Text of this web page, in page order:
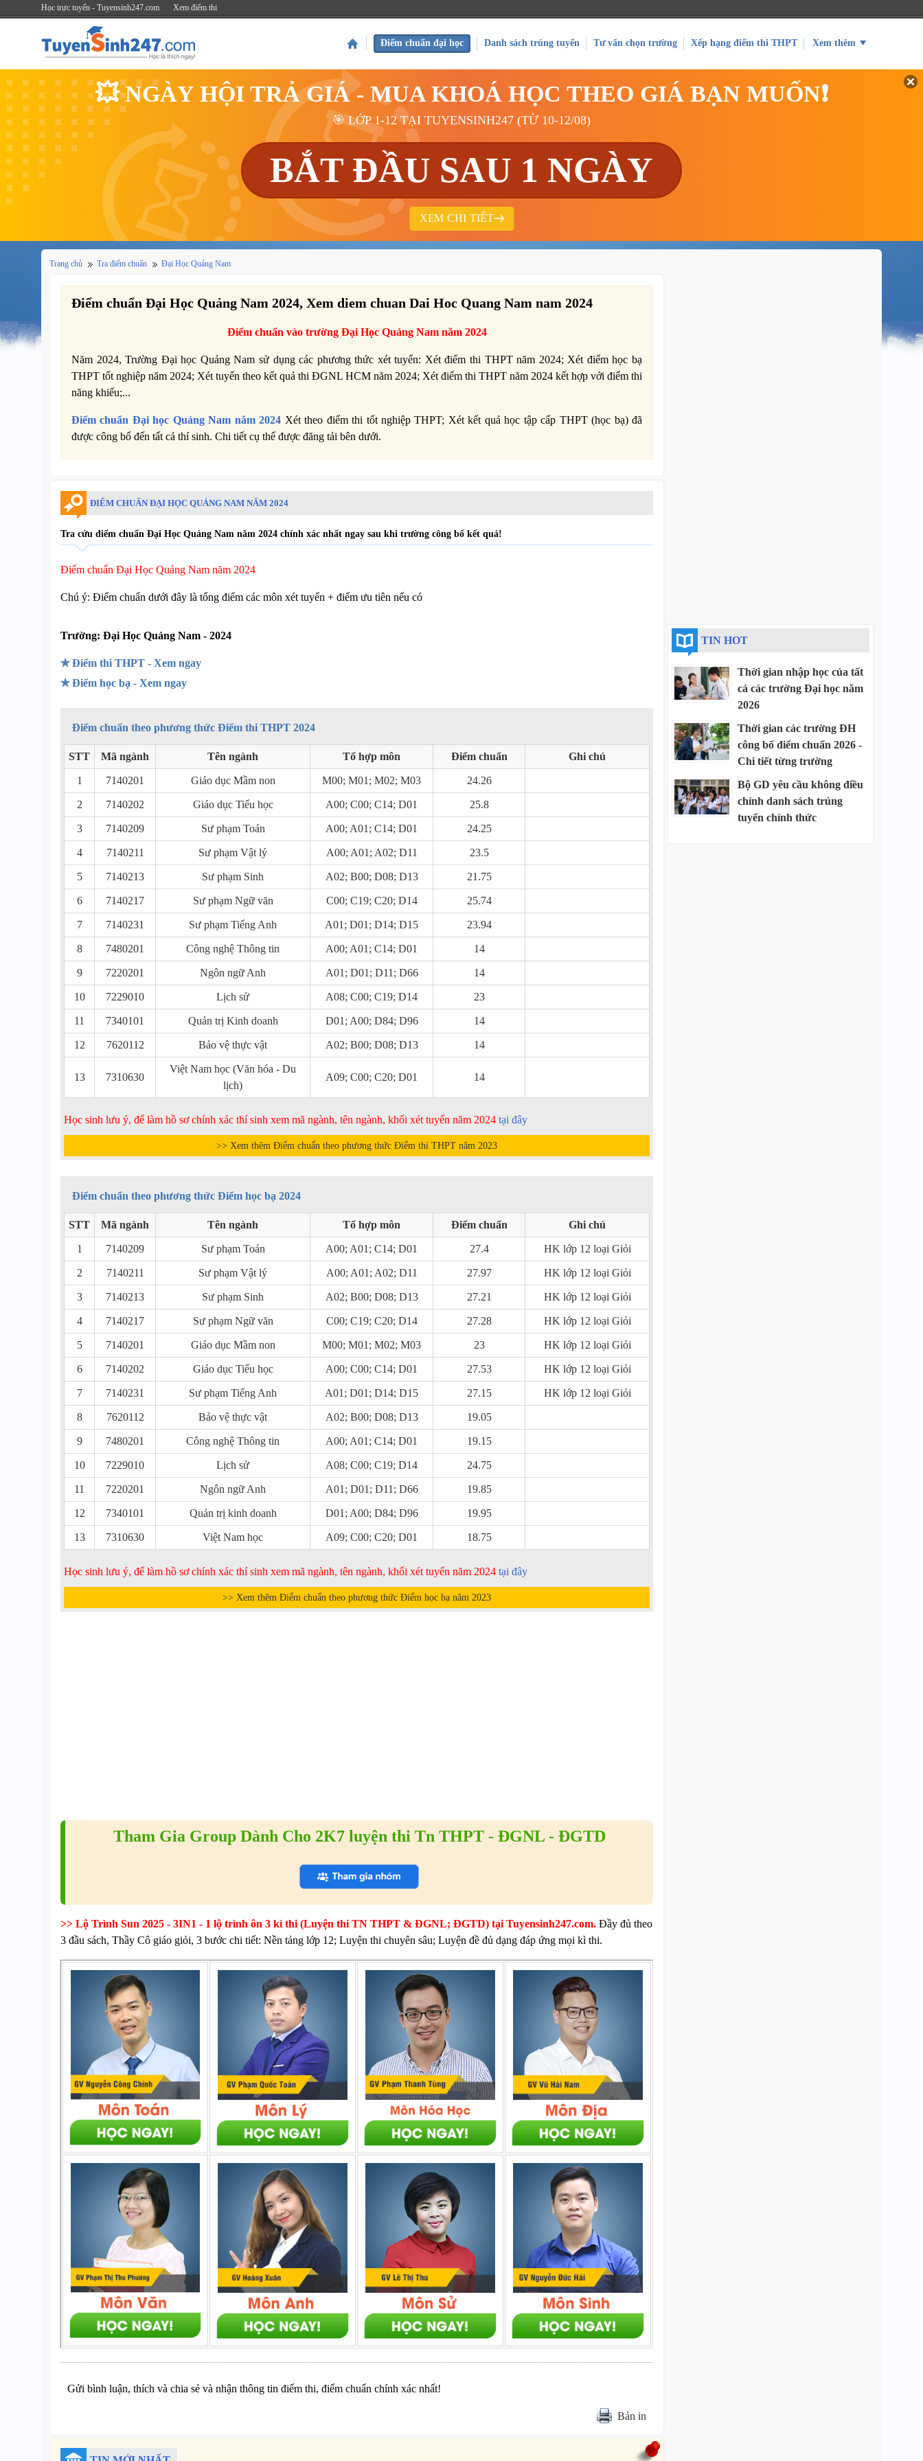
Học trực tuyến - Tuyensinh247.com Xem điểm thi
Điểm chuẩn đại học Danh sách trúng tuyển Tư vấn chọn trường Xếp hạng điểm thi THPT Xem thêm
💥 NGÀY HỘI TRẢ GIÁ - MUA KHOÁ HỌC THEO GIÁ BẠN MUỐN❗
🎯 LỚP 1-12 TẠI TUYENSINH247 (TỪ 10-12/08)
BẮT ĐẦU SAU 1 NGÀY
XEM CHI TIẾT
Trang chủ Tra điểm chuẩn Đại Học Quảng Nam
Điểm chuẩn Đại Học Quảng Nam 2024, Xem diem chuan Dai Hoc Quang Nam nam 2024
Điểm chuẩn vào trường Đại Học Quảng Nam năm 2024
Năm 2024, Trường Đại học Quảng Nam sử dụng các phương thức xét tuyển: Xét điểm thi THPT năm 2024; Xét điểm học bạ
THPT tốt nghiệp năm 2024; Xét tuyển theo kết quả thi ĐGNL HCM năm 2024; Xét điểm thi THPT năm 2024 kết hợp với điểm thi
năng khiếu;...
Điểm chuẩn Đại học Quảng Nam năm 2024 Xét theo điểm thi tốt nghiệp THPT; Xét kết quả học tập cấp THPT (học bạ) đã
được công bố đến tất cả thí sinh. Chi tiết cụ thể được đăng tải bên dưới.
ĐIỂM CHUẨN ĐẠI HỌC QUẢNG NAM NĂM 2024
Tra cứu điểm chuẩn Đại Học Quảng Nam năm 2024 chính xác nhất ngay sau khi trường công bố kết quả!
Điểm chuẩn Đại Học Quảng Nam năm 2024
Chú ý: Điểm chuẩn dưới đây là tổng điểm các môn xét tuyển + điểm ưu tiên nếu có
Trường: Đại Học Quảng Nam - 2024
✯ Điểm thi THPT - Xem ngay
✯ Điểm học bạ - Xem ngay
Điểm chuẩn theo phương thức Điểm thi THPT 2024
STT Mã ngành Tên ngành Tổ hợp môn Điểm chuẩn Ghi chú
1 7140201 Giáo dục Mầm non M00; M01; M02; M03 24.26
2 7140202 Giáo dục Tiểu học A00; C00; C14; D01 25.8
3 7140209 Sư phạm Toán A00; A01; C14; D01 24.25
4 7140211 Sư phạm Vật lý A00; A01; A02; D11 23.5
5 7140213 Sư phạm Sinh A02; B00; D08; D13 21.75
6 7140217 Sư phạm Ngữ văn C00; C19; C20; D14 25.74
7 7140231 Sư phạm Tiếng Anh A01; D01; D14; D15 23.94
8 7480201 Công nghệ Thông tin A00; A01; C14; D01 14
9 7220201 Ngôn ngữ Anh A01; D01; D11; D66 14
10 7229010 Lịch sử A08; C00; C19; D14 23
11 7340101 Quản trị Kinh doanh D01; A00; D84; D96 14
12 7620112 Bảo vệ thực vật A02; B00; D08; D13 14
13 7310630
Việt Nam học (Văn hóa - Du
lịch)
A09; C00; C20; D01 14
Học sinh lưu ý, để làm hồ sơ chính xác thí sinh xem mã ngành, tên ngành, khối xét tuyển năm 2024 tại đây
>> Xem thêm Điểm chuẩn theo phương thức Điểm thi THPT năm 2023
Điểm chuẩn theo phương thức Điểm học bạ 2024
STT Mã ngành Tên ngành Tổ hợp môn Điểm chuẩn Ghi chú
1 7140209 Sư phạm Toán A00; A01; C14; D01 27.4 HK lớp 12 loại Giỏi
2 7140211 Sư phạm Vật lý A00; A01; A02; D11 27.97 HK lớp 12 loại Giỏi
3 7140213 Sư phạm Sinh A02; B00; D08; D13 27.21 HK lớp 12 loại Giỏi
4 7140217 Sư phạm Ngữ văn C00; C19; C20; D14 27.28 HK lớp 12 loại Giỏi
5 7140201 Giáo dục Mầm non M00; M01; M02; M03 23 HK lớp 12 loại Giỏi
6 7140202 Giáo dục Tiểu học A00; C00; C14; D01 27.53 HK lớp 12 loại Giỏi
7 7140231 Sư phạm Tiếng Anh A01; D01; D14; D15 27.15 HK lớp 12 loại Giỏi
8 7620112 Bảo vệ thực vật A02; B00; D08; D13 19.05
9 7480201 Công nghệ Thông tin A00; A01; C14; D01 19.15
10 7229010 Lịch sử A08; C00; C19; D14 24.75
11 7220201 Ngôn ngữ Anh A01; D01; D11; D66 19.85
12 7340101 Quản trị kinh doanh D01; A00; D84; D96 19.95
13 7310630 Việt Nam học A09; C00; C20; D01 18.75
Học sinh lưu ý, để làm hồ sơ chính xác thí sinh xem mã ngành, tên ngành, khối xét tuyển năm 2024 tại đây
>> Xem thêm Điểm chuẩn theo phương thức Điểm học bạ năm 2023
Tham Gia Group Dành Cho 2K7 luyện thi Tn THPT - ĐGNL - ĐGTD
>> Lộ Trình Sun 2025 - 3IN1 - 1 lộ trình ôn 3 kì thi (Luyện thi TN THPT & ĐGNL; ĐGTD) tại Tuyensinh247.com. Đầy đủ theo
3 đầu sách, Thầy Cô giáo giỏi, 3 bước chi tiết: Nền tảng lớp 12; Luyện thi chuyên sâu; Luyện đề đủ dạng đáp ứng mọi kì thi.
Gửi bình luận, thích và chia sẻ và nhận thông tin điểm thi, điểm chuẩn chính xác nhất!
Bản in
TIN HOT
Thời gian nhập học của tất
cả các trường Đại học năm
2026
Thời gian các trường ĐH
công bố điểm chuẩn 2026 -
Chi tiết từng trường
Bộ GD yêu cầu không điều
chỉnh danh sách trúng
tuyển chính thức